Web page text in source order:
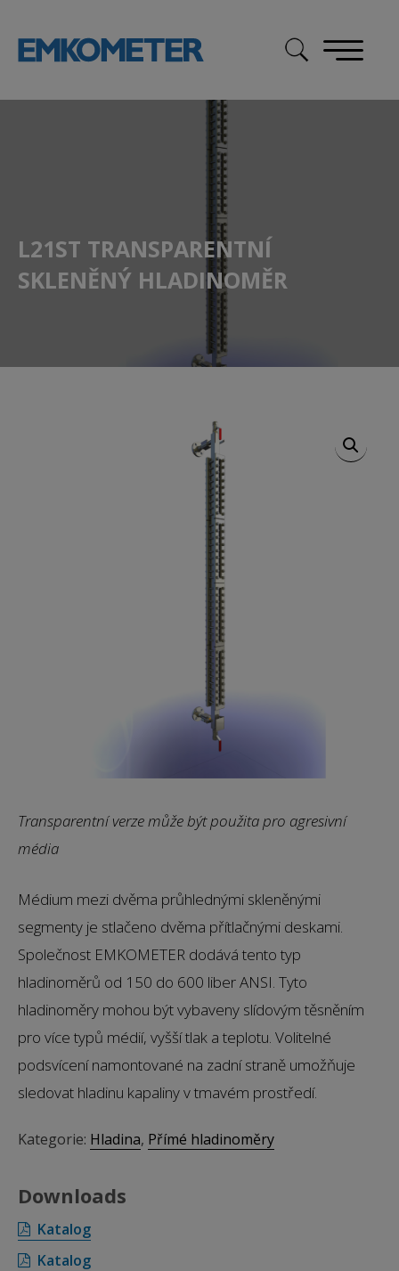
content
L21ST TRANSPARENTNÍ
SKLENĚNÝ HLADINOMĚR
Transparentní verze může být použita pro agresivní
média
Médium mezi dvěma průhlednými skleněnými
segmenty je stlačeno dvěma přítlačnými deskami.
Společnost EMKOMETER dodává tento typ
hladinoměrů od 150 do 600 liber ANSI. Tyto
hladinoměry mohou být vybaveny slídovým těsněním
pro více typů médií, vyšší tlak a teplotu. Volitelné
podsvícení namontované na zadní straně umožňuje
sledovat hladinu kapaliny v tmavém prostředí.
Kategorie: Hladina, Přímé hladinoměry
Downloads
Katalog
Katalog